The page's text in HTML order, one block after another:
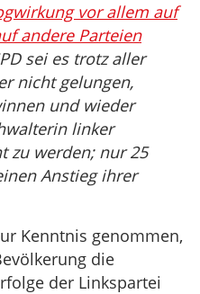
vor allem auf
andere Parteien
sei es trotz aller
nicht gelungen,
und wieder
linker
zu werden; nur 25
Anstieg ihrer
Kenntnis genommen,
die
der Linkspartei